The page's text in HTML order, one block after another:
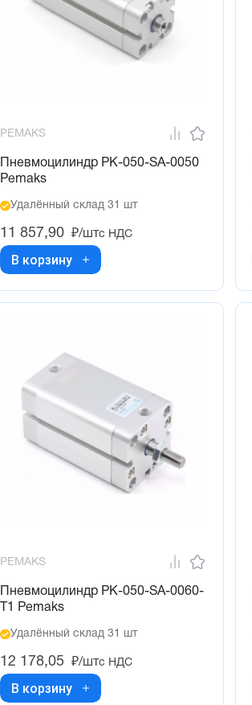
PEMAKS
Пневмоцилиндр PK-050-SA-0050
Pemaks
Удалённый склад 31 шт
11 857,90 ₽/штс НДС
В корзину
PEMAKS
Пневмоцилиндр PK-050-SA-0060-
T1 Pemaks
Удалённый склад 31 шт
12 178,05 ₽/штс НДС
В корзину